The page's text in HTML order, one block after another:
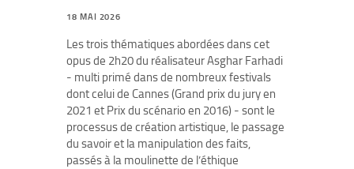
18 MAI 2026
Les trois thématiques abordées dans cet
opus de 2h20 du réalisateur Asghar Farhadi
- multi primé dans de nombreux festivals
dont celui de Cannes (Grand prix du jury en
2021 et Prix du scénario en 2016) - sont le
processus de création artistique, le passage
du savoir et la manipulation des faits,
passés à la moulinette de l’éthique